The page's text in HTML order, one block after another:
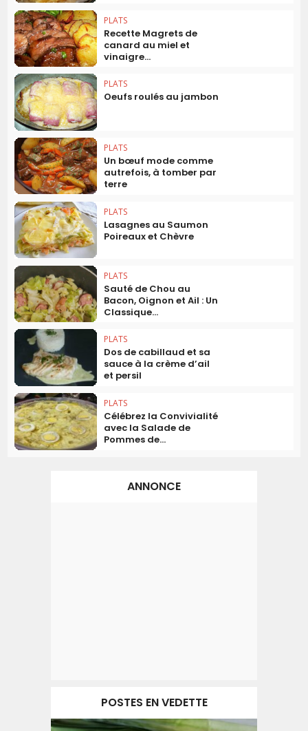
PLATS
Recette Magrets de
canard au miel et
vinaigre...
PLATS
Oeufs roulés au jambon
PLATS
Un bœuf mode comme
autrefois, à tomber par
terre
PLATS
Lasagnes au Saumon
Poireaux et Chèvre
PLATS
Sauté de Chou au
Bacon, Oignon et Ail : Un
Classique...
PLATS
Dos de cabillaud et sa
sauce à la crème d’ail
et persil
PLATS
Célébrez la Convivialité
avec la Salade de
Pommes de...
ANNONCE
POSTES EN VEDETTE